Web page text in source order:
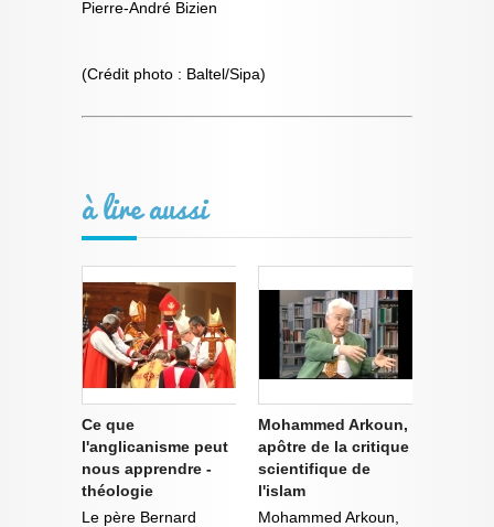
Pierre-André Bizien
(Crédit photo : Baltel/Sipa)
à lire aussi
Ce que
l'anglicanisme peut
nous apprendre -
théologie
Le père Bernard
Mohammed Arkoun,
apôtre de la critique
scientifique de
l'islam
Mohammed Arkoun,